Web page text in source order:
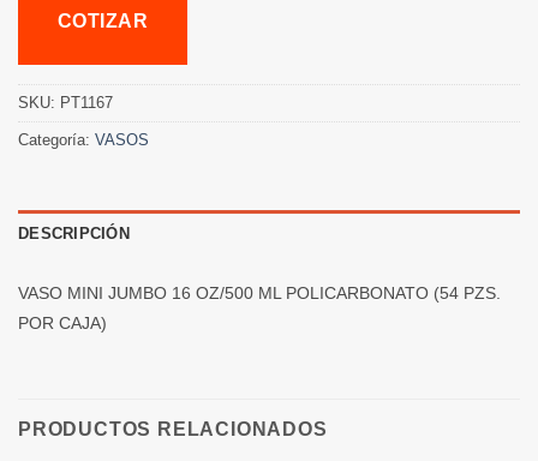
COTIZAR
SKU: PT1167
Categoría: VASOS
DESCRIPCIÓN
VASO MINI JUMBO 16 OZ/500 ML POLICARBONATO (54 PZS.
POR CAJA)
PRODUCTOS RELACIONADOS